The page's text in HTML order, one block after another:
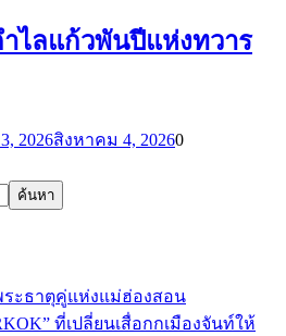
ไลแก้วพันปีแห่งทวาร
2026สิงหาคม 4, 20260
ค้นหา
ะธาตุคู่แห่งแม่ฮ่องสอน
ที่เปลี่ยนเสื่อกกเมืองจันท์ให้